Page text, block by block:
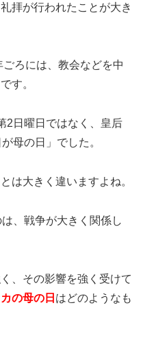
拝が行われたことが大き
ろには、教会などを中
す。
2日曜日ではなく、皇后
母の日」でした。
は大きく違いますよね。
、戦争が大きく関係し
、その影響を強く受けて
の母の日 はどのようなも